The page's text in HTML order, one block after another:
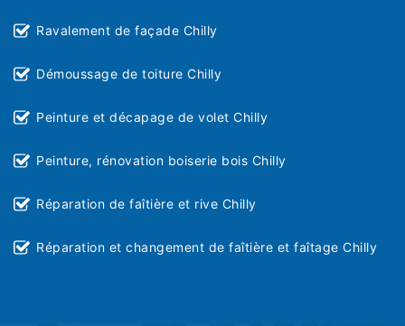
Ravalement de façade Chilly
Démoussage de toiture Chilly
Peinture et décapage de volet Chilly
Peinture, rénovation boiserie bois Chilly
Réparation de faîtière et rive Chilly
Réparation et changement de faîtière et faîtage Chilly